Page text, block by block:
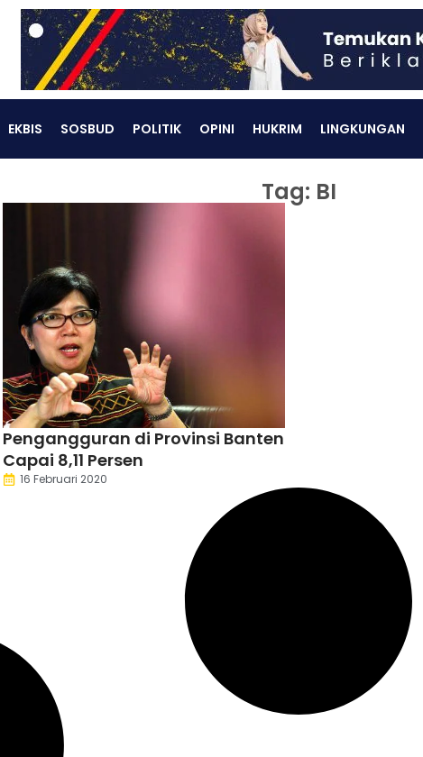
EKBIS SOSBUD POLITIK OPINI HUKRIM LINGKUNGAN
Tag: BI
Pengangguran di Provinsi Banten
Capai 8,11 Persen
16 Februari 2020